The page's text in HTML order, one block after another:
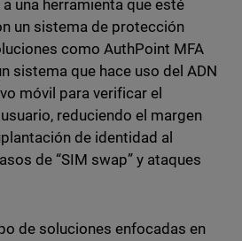
una herramienta que esté
un sistema de protección
como AuthPoint MFA
sistema que hace uso del ADN
móvil para verificar el
reduciendo el margen
de identidad al
de “SIM swap” y ataques
de soluciones enfocadas en